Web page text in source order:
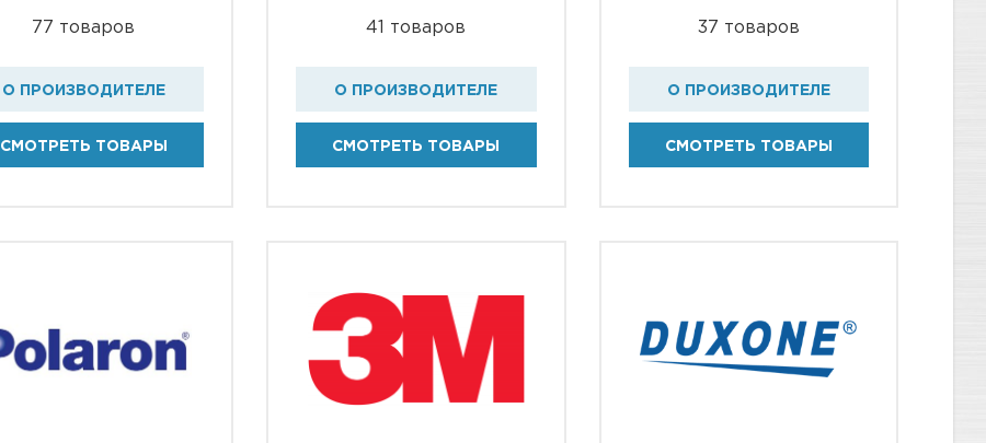
77 товаров
О ПРОИЗВОДИТЕЛЕ
СМОТРЕТЬ ТОВАРЫ
41 товаров
О ПРОИЗВОДИТЕЛЕ
СМОТРЕТЬ ТОВАРЫ
37 товаров
О ПРОИЗВОДИТЕЛЕ
СМОТРЕТЬ ТОВАРЫ